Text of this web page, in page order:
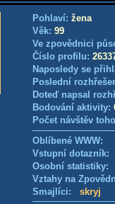
Pohlaví: žena
Věk: 99
Ve zpovědnici
Číslo profilu:
Naposledy se
Poslední
Doteď napsal
Bodování aktivity:
Počet návštěv
Oblíbené WWW:
Vstupní
Osobní
Vztahy na
Smajlíci: skryj